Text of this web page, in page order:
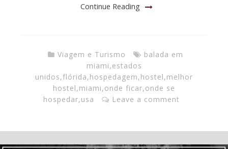
Continue Reading
Viagem e Turismo
balada em
miami,estados
unidos,flórida,hospedagem,hostel,melhor
hostel,miami,onde ficar,onde se
hospedar,usa Leave a comment